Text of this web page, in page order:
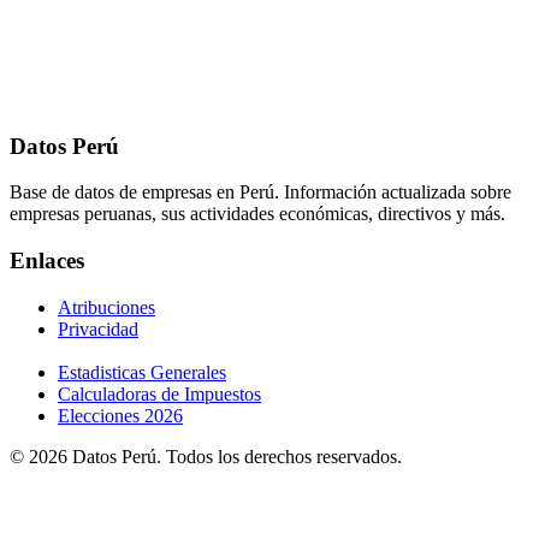
Datos Perú
Base de datos de empresas en Perú. Información actualizada sobre
empresas peruanas, sus actividades económicas, directivos y más.
Enlaces
Atribuciones
Privacidad
Estadisticas Generales
Calculadoras de Impuestos
Elecciones 2026
© 2026 Datos Perú. Todos los derechos reservados.